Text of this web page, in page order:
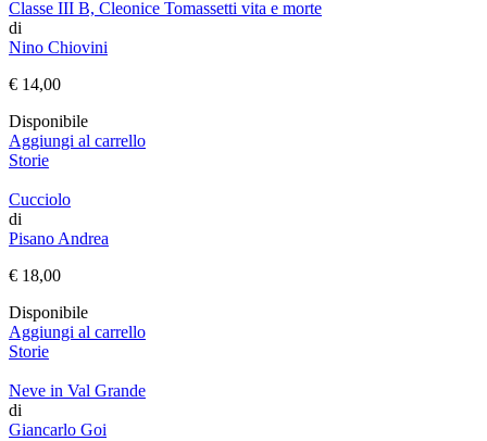
Classe III B, Cleonice Tomassetti vita e morte
di
Nino Chiovini
€ 14,00
Disponibile
Aggiungi al carrello
Storie
Cucciolo
di
Pisano Andrea
€ 18,00
Disponibile
Aggiungi al carrello
Storie
Neve in Val Grande
di
Giancarlo Goi